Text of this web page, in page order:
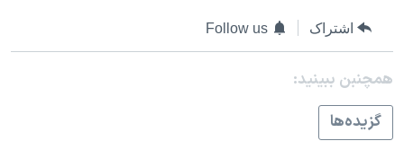
اشتراک Follow us
همچنبن ببینید:
گزيده‌ها